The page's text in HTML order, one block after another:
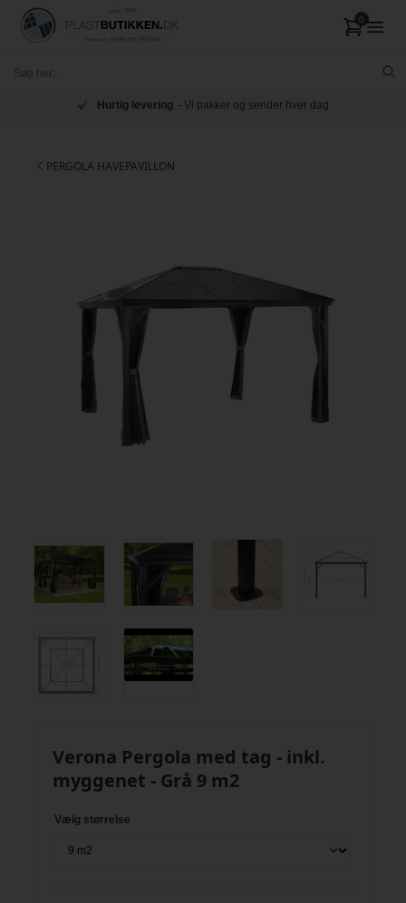
Hurtig levering - Vi pakker og sender hver dag
PERGOLA HAVEPAVILLON
Verona Pergola med tag - inkl.
myggenet - Grå 9 m2
Vælg størrelse